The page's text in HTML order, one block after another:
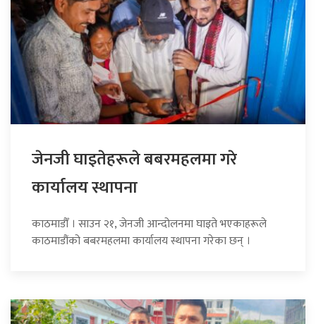
जेनजी घाइतेहरूले बबरमहलमा गरे
कार्यालय स्थापना
काठमाडौँ । साउन २१, जेनजी आन्दोलनमा घाइते भएकाहरूले
काठमाडौंको बबरमहलमा कार्यालय स्थापना गरेका छन् ।